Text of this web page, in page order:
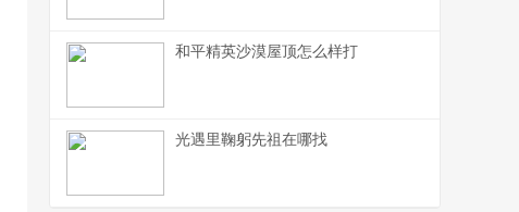
和平精英沙漠屋顶怎么样打
光遇里鞠躬先祖在哪找